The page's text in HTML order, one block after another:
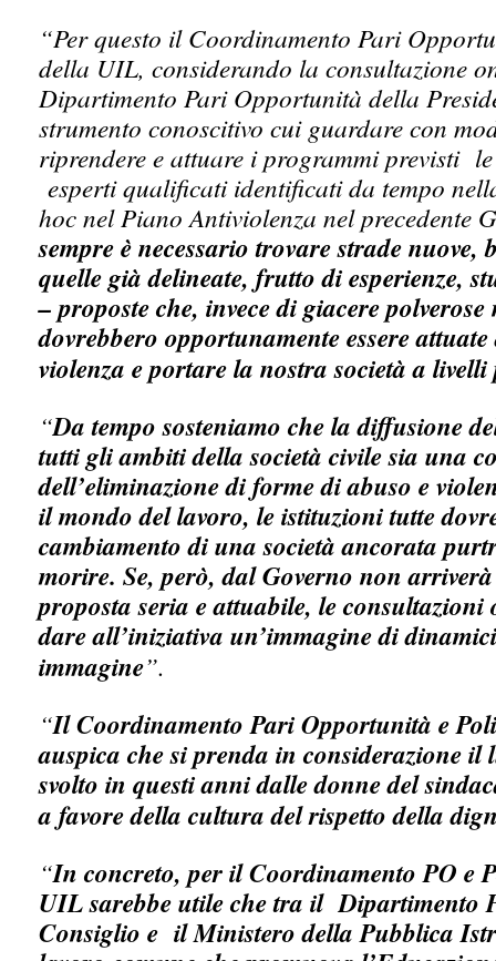
“Per questo il Coordinamento Pari
della UIL, considerando la consultazione
Dipartimento Pari Opportunità della
strumento conoscitivo cui guardare con
riprendere e attuare i programmi previsti
esperti qualificati identificati da tempo
hoc nel Piano Antiviolenza nel precedente
sempre è necessario trovare strade nuove,
quelle già delineate, frutto di esperienze,
– proposte che, invece di giacere
dovrebbero opportunamente essere
violenza e portare la nostra società a
“Da tempo sosteniamo che la diffusione
tutti gli ambiti della società civile sia una
dell’eliminazione di forme di abuso e
il mondo del lavoro, le istituzioni tutte
cambiamento di una società ancorata
morire. Se, però, dal Governo non
proposta seria e attuabile, le
dare all’iniziativa un’immagine di
immagine”.
“Il Coordinamento Pari Opportunità e
auspica che si prenda in considerazione il
svolto in questi anni dalle donne del
a favore della cultura del rispetto della
“In concreto, per il Coordinamento PO e
UIL sarebbe utile che tra il Dipartimento
Consiglio e il Ministero della Pubblica